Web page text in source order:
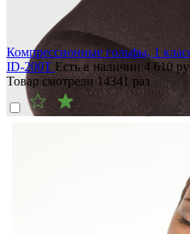
Компрессионные гольфы, 1
ID-200TЕсть в наличии 4 610
Товар смотрели14341 раз